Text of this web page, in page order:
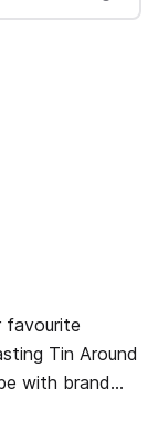
favourite
with brand
region are